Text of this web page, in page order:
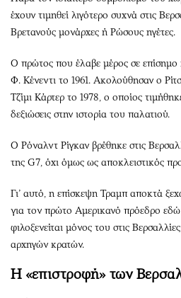
έχουν τιμηθεί λιγότερο συχνά στις
Βρετανούς μονάρχες ή Ρώσους ηγέτες.
Ο πρώτος που έλαβε μέρος σε επίσημο
Φ. Κένεντι το 1961. Ακολούθησαν ο
Τζίμι Κάρτερ το 1978, ο οποίος
δεξιώσεις στην ιστορία του παλατιού.
Ο Ρόναλντ Ρίγκαν βρέθηκε στις
της G7, όχι όμως ως αποκλειστικός
Γι’ αυτό, η επίσκεψη Τραμπ αποκτά
για τον πρώτο Αμερικανό πρόεδρο
φιλοξενείται μόνος του στις
αρχηγών κρατών.
Η «επιστροφή» των